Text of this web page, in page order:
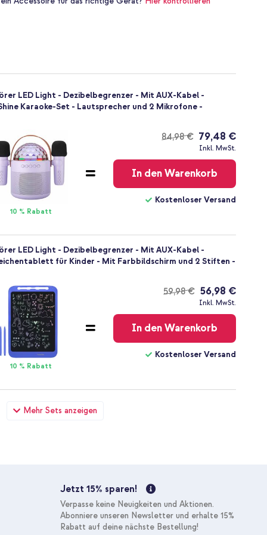
Mehr Sets anzeigen
LED Light - Dezibelbegrenzer - Mit AUX-Kabel -
Karaoke-Set - Lautsprecher und 2 Mikrofone -
10 % Rabatt
84,98 €
Kostenloser
79,48 €
Inkl. MwSt.
In den Warenkorb
Kostenloser Versand
LED Light - Dezibelbegrenzer - Mit AUX-Kabel -
für Kinder - Mit Farbbildschirm und 2 Stiften -
10 % Rabatt
59,98 €
Kostenloser
56,98 €
Inkl. MwSt.
In den Warenkorb
Kostenloser Versand
LED Light - Dezibelbegrenzer - Mit AUX-Kabel -
auf 3,5 mm Jack Audio Kabel - 1,2 Meter - Weiß
Jetzt 15% sparen!
Verpasse keine Neuigkeiten und Aktionen.
Abonniere unseren Newsletter und erhalte 15%
Rabatt auf deine nächste Bestellung!